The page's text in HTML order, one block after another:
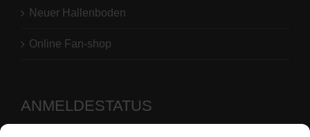
Neuer Hallenboden
Online Fan-shop
ANMELDESTATUS